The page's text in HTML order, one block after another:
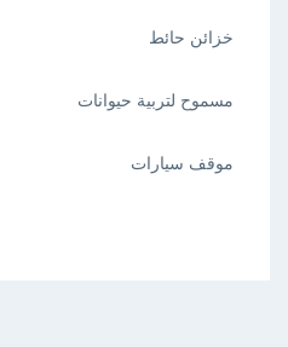
خزائن حائط
مسموح لتربية حيوانات
موقف سيارات